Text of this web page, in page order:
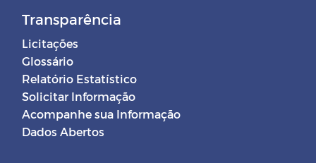
Transparência
Licitações
Glossário
Relatório Estatístico
Solicitar Informação
Acompanhe sua Informação
Dados Abertos